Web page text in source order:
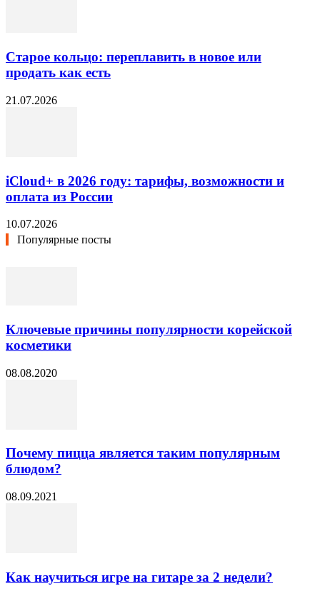
Старое кольцо: переплавить в новое или
продать как есть
21.07.2026
iCloud+ в 2026 году: тарифы, возможности и
оплата из России
10.07.2026
Популярные посты
Ключевые причины популярности корейской
косметики
08.08.2020
Почему пицца является таким популярным
блюдом?
08.09.2021
Как научиться игре на гитаре за 2 недели?